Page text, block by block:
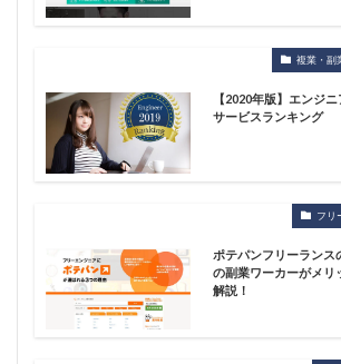
複業・副
【2020年版】エンジ
サービスランキング
フリ
ポテパンフリーランス
の副業ワーカーがメリ
解説！